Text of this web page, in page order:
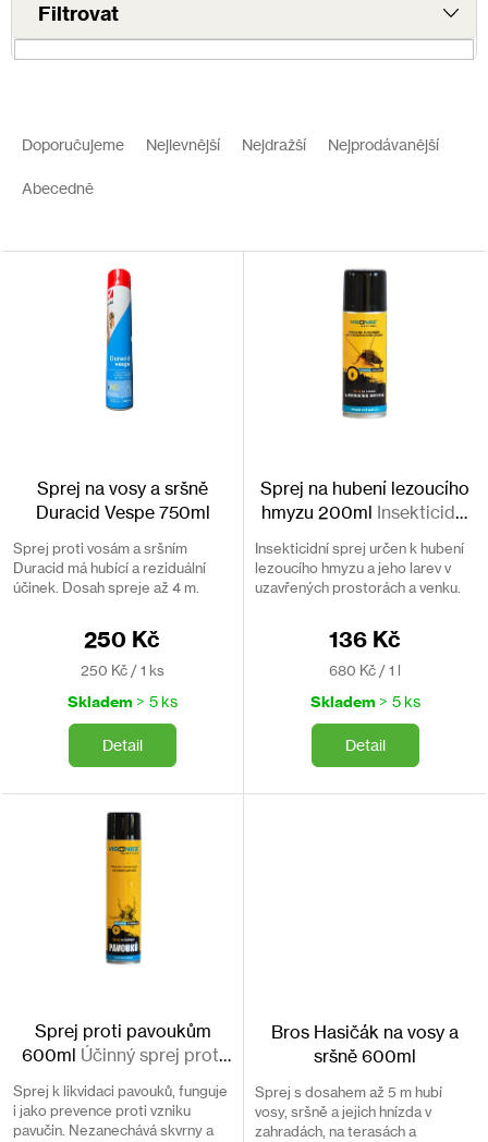
o
e
p
Doporučujeme Nejlevnější Nejdražší Nejprodávanější
Abecedně
Sprej na vosy a sršně
Duracid Vespe 750ml
Sprej proti vosám a sršním
Duracid má hubící a reziduální
účinek. Dosah spreje až 4 m.
250 Kč
Měrná
250 Kč / 1 ks
Skladem > 5 ks
Detail
Sprej na hubení lezoucího
hmyzu 200ml Insekticidní
Insekticidní sprej určen k hubení
lezoucího hmyzu a jeho larev v
uzavřených prostorách a venku.
umožňuje aplikovat sprej i do
nepřístupných...136 Kč
Měrná
680 Kč / 1 l
Skladem > 5 ks
Detail
Sprej proti pavoukům
600ml Účinný sprej proti
Sprej k likvidaci pavouků, funguje
i jako prevence proti vzniku
pavučin. Nezanechává skvrny a
Bros Hasičák na vosy a
sršně 600ml
Sprej s dosahem až 5 m hubí
vosy, sršně a jejich hnízda v
zahradách, na terasách a